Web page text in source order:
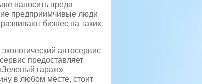
наносить вреда
предприимчивые люди
бизнес на таких
автосервис
предоставляет
гараж»
в любом месте, стоит